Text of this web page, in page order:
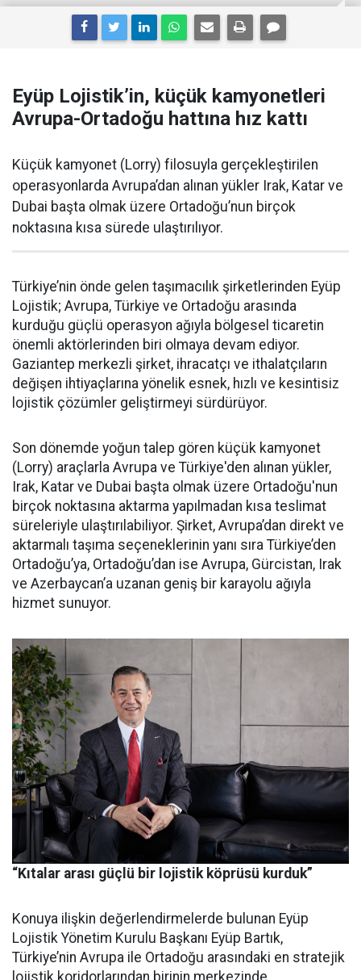
Eyüp Lojistik’in, küçük kamyonetleri
Avrupa-Ortadoğu hattına hız kattı
Küçük kamyonet (Lorry) filosuyla gerçekleştirilen
operasyonlarda Avrupa’dan alınan yükler Irak, Katar ve
Dubai başta olmak üzere Ortadoğu’nun birçok
noktasına kısa sürede ulaştırılıyor.
Türkiye’nin önde gelen taşımacılık şirketlerinden Eyüp
Lojistik; Avrupa, Türkiye ve Ortadoğu arasında
kurduğu güçlü operasyon ağıyla bölgesel ticaretin
önemli aktörlerinden biri olmaya devam ediyor.
Gaziantep merkezli şirket, ihracatçı ve ithalatçıların
değişen ihtiyaçlarına yönelik esnek, hızlı ve kesintisiz
lojistik çözümler geliştirmeyi sürdürüyor.
Son dönemde yoğun talep gören küçük kamyonet
(Lorry) araçlarla Avrupa ve Türkiye'den alınan yükler,
Irak, Katar ve Dubai başta olmak üzere Ortadoğu'nun
birçok noktasına aktarma yapılmadan kısa teslimat
süreleriyle ulaştırılabiliyor. Şirket, Avrupa’dan direkt ve
aktarmalı taşıma seçeneklerinin yanı sıra Türkiye’den
Ortadoğu’ya, Ortadoğu’dan ise Avrupa, Gürcistan, Irak
ve Azerbaycan’a uzanan geniş bir karayolu ağıyla
hizmet sunuyor.
“Kıtalar arası güçlü bir lojistik köprüsü kurduk”
Konuya ilişkin değerlendirmelerde bulunan Eyüp
Lojistik Yönetim Kurulu Başkanı Eyüp Bartık,
Türkiye’nin Avrupa ile Ortadoğu arasındaki en stratejik
lojistik koridorlarından birinin merkezinde